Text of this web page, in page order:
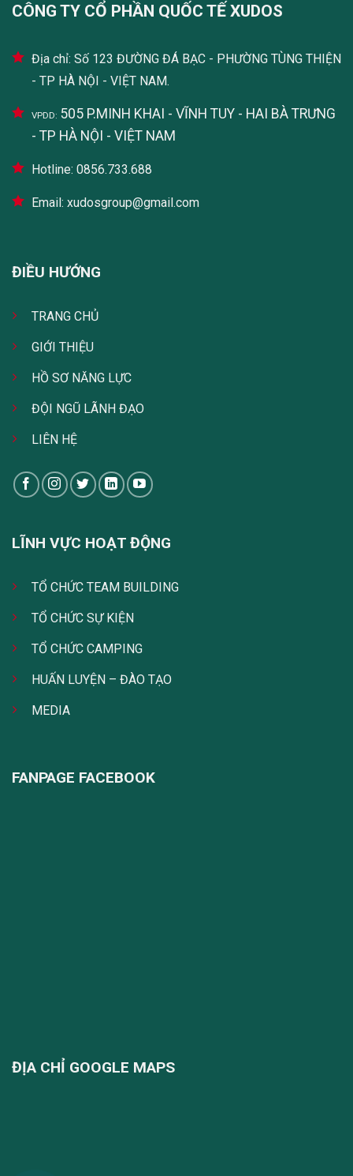
CÔNG TY CỔ PHẦN QUỐC TẾ XUDOS
Địa chỉ: Số 123 ĐƯỜNG ĐÁ BẠC - PHƯỜNG TÙNG THIỆN
- TP HÀ NỘI - VIỆT NAM.
VPDD: 505 P.MINH KHAI - VĨNH TUY - HAI BÀ TRƯNG
- TP HÀ NỘI - VIỆT NAM
Hotline: 0856.733.688
Email: xudosgroup@gmail.com
ĐIỀU HƯỚNG
TRANG CHỦ
GIỚI THIỆU
HỒ SƠ NĂNG LỰC
ĐỘI NGŨ LÃNH ĐẠO
LIÊN HỆ
LĨNH VỰC HOẠT ĐỘNG
TỔ CHỨC TEAM BUILDING
TỔ CHỨC SỰ KIỆN
TỔ CHỨC CAMPING
HUẤN LUYỆN – ĐÀO TẠO
MEDIA
FANPAGE FACEBOOK
ĐỊA CHỈ GOOGLE MAPS